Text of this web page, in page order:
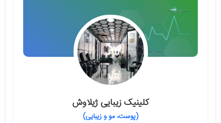
کلینیک زیبایی ژیلاوش
(پوست، مو و زیبایی)